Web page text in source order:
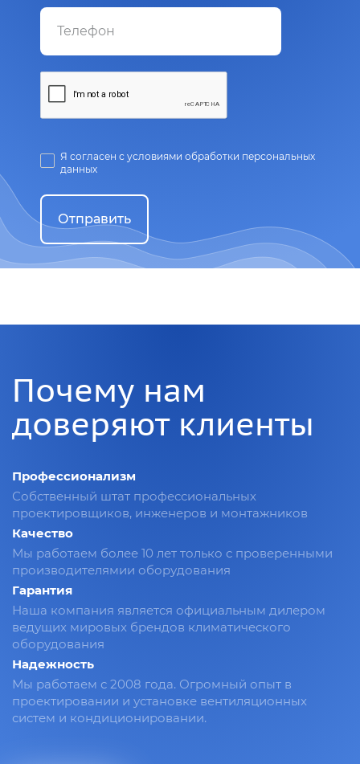
Я согласен с условиями обработки персональных
данных
Отправить
Почему нам
доверяют клиенты
Профессионализм
Собственный штат профессиональных
проектировщиков, инженеров и монтажников
Качество
Мы работаем более 10 лет только с проверенными
производителямии оборудования
Гарантия
Наша компания является официальным дилером
ведущих мировых брендов климатического
оборудования
Надежность
Мы работаем с 2008 года. Огромный опыт в
проектировании и установке вентиляционных
систем и кондиционировании.